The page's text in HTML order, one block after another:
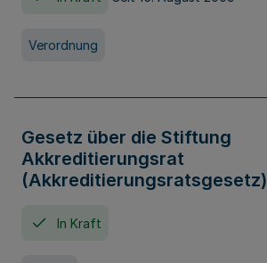
Verordnung
Gesetz über die Stiftung
Akkreditierungsrat
(Akkreditierungsratsgesetz)
In Kraft